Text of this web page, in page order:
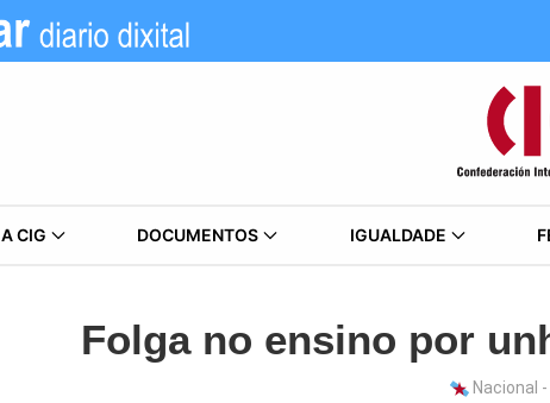
A CIG DOCUMENTOS IGUALDADE
Folga no ensino por
Nacional